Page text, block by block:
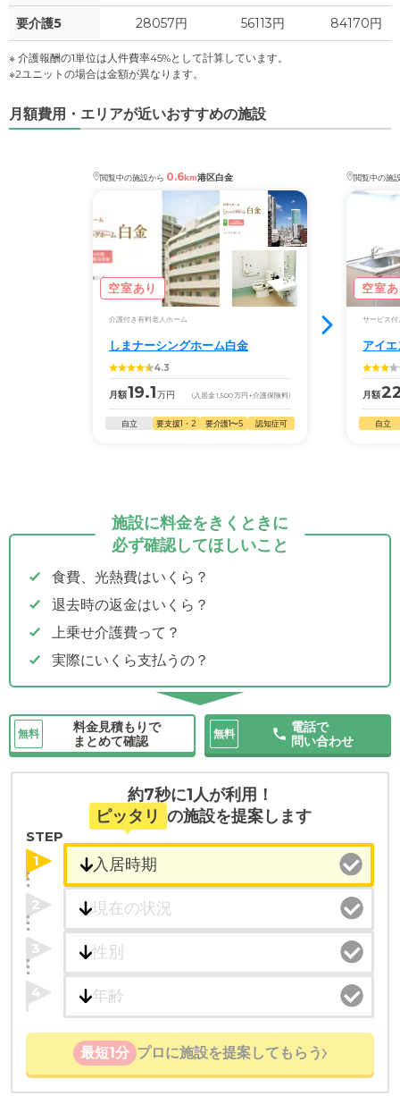
要介護5 28057円 56113円 84170円
※ 介護報酬の1単位は人件費率45%として計算しています。
※2ユニットの場合は金額が異なります。
月額費用・エリアが近いおすすめの施設
閲覧中の施設から 0.6km港区白金
空室あり
介護付き有料老人ホーム
しまナーシングホーム白金
4.3
月額19.1万円 (入居金1,500万円 +介護保険料)
自立 要支援1・2 要介護1〜5 認知症可
閲覧中の施
空室
サービス付
アイ
月額
自立
施設に料金をきくときに
必ず確認してほしいこと
食費、光熱費はいくら？
退去時の返金はいくら？
上乗せ介護費って？
実際にいくら支払うの？
無料
料金見積もりで
まとめて確認
無料
電話で
問い合わせ
約7秒に1人が利用！
ピッタリ の施設を提案します
STEP
1
2
3
4
最短1分 プロに施設を提案してもらう